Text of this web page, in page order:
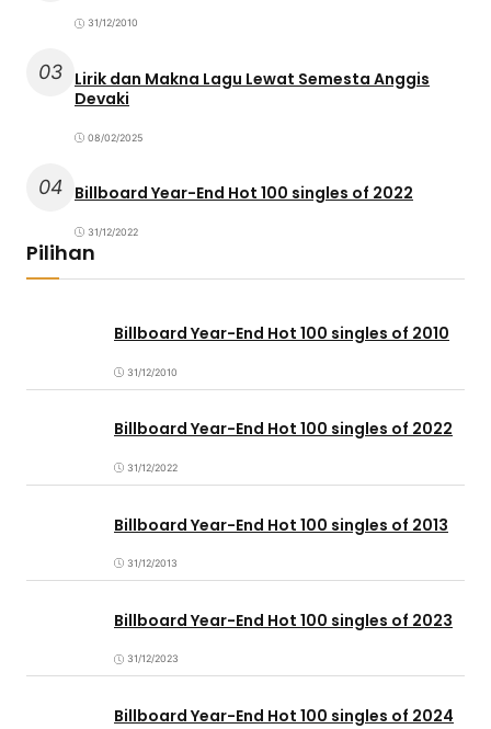
31/12/2010
03 Lirik dan Makna Lagu Lewat Semesta Anggis
Devaki
08/02/2025
04 Billboard Year-End Hot 100 singles of 2022
31/12/2022
Pilihan
Billboard Year-End Hot 100 singles of 2010
31/12/2010
Billboard Year-End Hot 100 singles of 2022
31/12/2022
Billboard Year-End Hot 100 singles of 2013
31/12/2013
Billboard Year-End Hot 100 singles of 2023
31/12/2023
Billboard Year-End Hot 100 singles of 2024